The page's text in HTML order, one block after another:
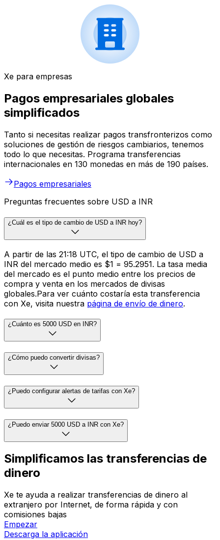
Xe para empresas
Pagos empresariales globales
simplificados
Tanto si necesitas realizar pagos transfronterizos como
soluciones de gestión de riesgos cambiarios, tenemos
todo lo que necesitas. Programa transferencias
internacionales en 130 monedas en más de 190 países.
Pagos empresariales
Preguntas frecuentes sobre USD a INR
¿Cuál es el tipo de cambio de USD a INR hoy?
A partir de las 21:18 UTC, el tipo de cambio de USD a
INR del mercado medio es $1 = ₹95.2951. La tasa media
del mercado es el punto medio entre los precios de
compra y venta en los mercados de divisas
globales.Para ver cuánto costaría esta transferencia
con Xe, visita nuestra página de envío de dinero.
¿Cuánto es 5000 USD en INR?
¿Cómo puedo convertir divisas?
¿Puedo configurar alertas de tarifas con Xe?
¿Puedo enviar 5000 USD a INR con Xe?
Simplificamos las transferencias de
dinero
Xe te ayuda a realizar transferencias de dinero al
extranjero por Internet, de forma rápida y con
comisiones bajas
Empezar
Descarga la aplicación